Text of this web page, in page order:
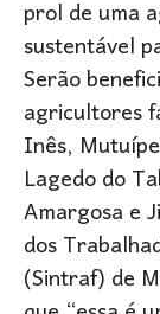
prol de uma
sustentável
Serão
agricultores
Inês,
Lagedo do
Amargosa e
dos
(Sintraf) de